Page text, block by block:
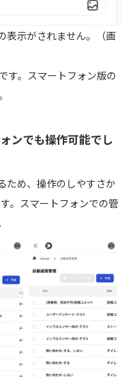
表示がされません。（画
す。スマートフォン版の
ンでも操作可能でし
ため、操作のしやすさか
。スマートフォンでの管